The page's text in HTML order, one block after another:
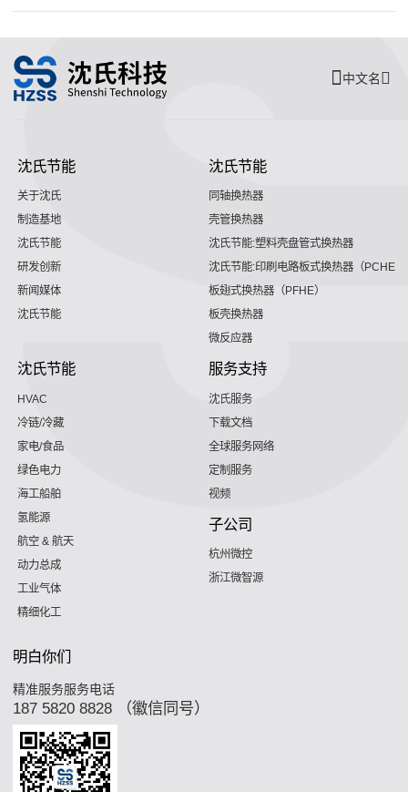
中文名
沈氏节能
关于沈氏
制造基地
沈氏节能
研发创新
新闻媒体
沈氏节能
沈氏节能
同轴换热器
壳管换热器
沈氏节能:塑料壳盘管式换热器
沈氏节能:印刷电路板式换热器（PCHE）
板翅式换热器（PFHE）
板壳换热器
微反应器
沈氏节能
HVAC
冷链/冷藏
家电/食品
绿色电力
海工船舶
氢能源
航空 & 航天
动力总成
工业气体
精细化工
服务支持
沈氏服务
下载文档
全球服务网络
定制服务
视频
子公司
杭州微控
浙江微智源
明白你们
精准服务服务电话
187 5820 8828 （徽信同号）